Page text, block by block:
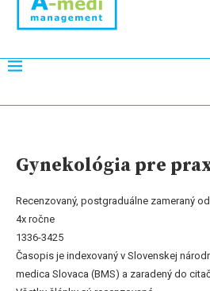
Gynekológia pre
Recenzovaný, postgraduálne zameraný
4x ročne
1336-3425
Časopis je indexovaný v Slovenskej
medica Slovaca (BMS) a zaradený do